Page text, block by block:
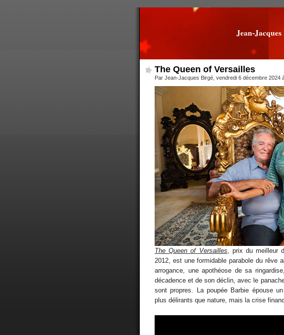
Jean-
The Queen of Versailles
Par Jean-Jacques Birgé, vendredi 6 décembre 2024
The Queen of Versailles , prix du meilleur
2012, est une formidable parabole du rêve
arrogance, une apothéose de sa
décadence et de son déclin, avec le
sont propres. La poupée Barbie épouse
plus délirants que nature, mais la crise